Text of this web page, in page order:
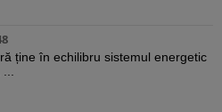
ține în echilibru sistemul energetic